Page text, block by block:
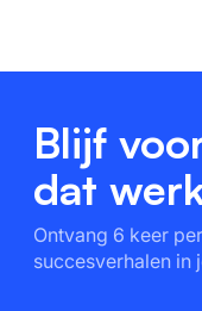
Blijf
dat
Ontvang 6 keer
succesverhalen in